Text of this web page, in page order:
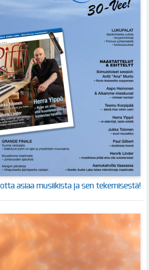
asiaa musiikista ja sen tekemisestä!